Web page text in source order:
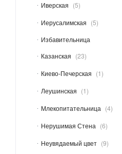
Иверская
5
Иерусалимская
5
Избавительница
Казанская
23
Киево-Печерская
1
Леушинская
1
Млекопитательница
4
Нерушимая Стена
6
Неувядаемый цвет
9